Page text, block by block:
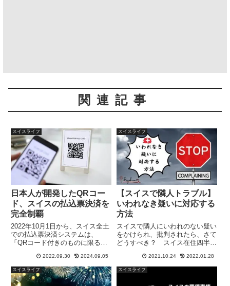
関連記事
スイスライフ
日本人が開発したQRコー
ド、スイスの払込票決済を
完全制覇
2022年10月1日から、スイス全土
での払込票決済システムは、
「QRコード付きのものに限る」
に支払い方法の変更を導入。注目
を集めているQRコードは、日本
人の発明によるものだと、現地ス
イスの新聞報道で知りました！
2022.09.30 2024.09.05
スイスライフ
【スイスで隣人トラブル】
いわれなき疑いに対応する
方法
スイスで隣人にいわれのない疑い
をかけられ、批判されたら、さて
どうすべき？ スイス在住四半世
生活で身につけたテクニックのお
かげで無事トラブルを解消できた
ので、その方法をご紹介します。
2021.10.24 2022.01.28
スイスライフ スイスライフ